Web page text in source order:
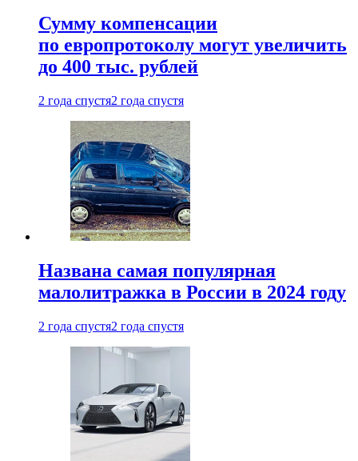
Сумму компенсации
по европротоколу могут увеличить
до 400 тыс. рублей
2 года спустя2 года спустя
Названа самая популярная
малолитражка в России в 2024 году
2 года спустя2 года спустя